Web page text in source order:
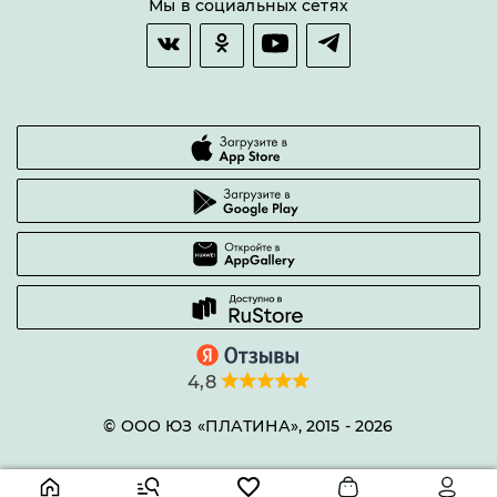
Гарантии качества
Часто задаваемые вопросы
Мы в социальных сетях
4,8
© ООО ЮЗ «ПЛАТИНА», 2015 - 2026